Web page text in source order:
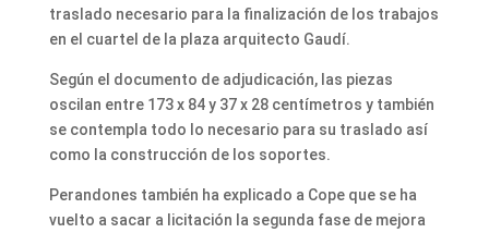
traslado necesario para la finalización de los trabajos
en el cuartel de la plaza arquitecto Gaudí.
Según el documento de adjudicación, las piezas
oscilan entre 173 x 84 y 37 x 28 centímetros y también
se contempla todo lo necesario para su traslado así
como la construcción de los soportes.
Perandones también ha explicado a Cope que se ha
vuelto a sacar a licitación la segunda fase de mejora